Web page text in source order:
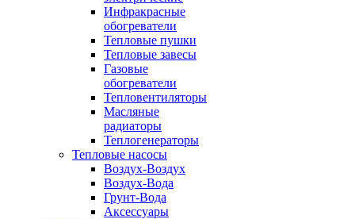
Инфракрасные
обогреватели
Тепловые пушки
Тепловые завесы
Газовые
обогреватели
Тепловентиляторы
Масляные
радиаторы
Теплогенераторы
Тепловые насосы
Воздух-Воздух
Воздух-Вода
Грунт-Вода
Аксессуары